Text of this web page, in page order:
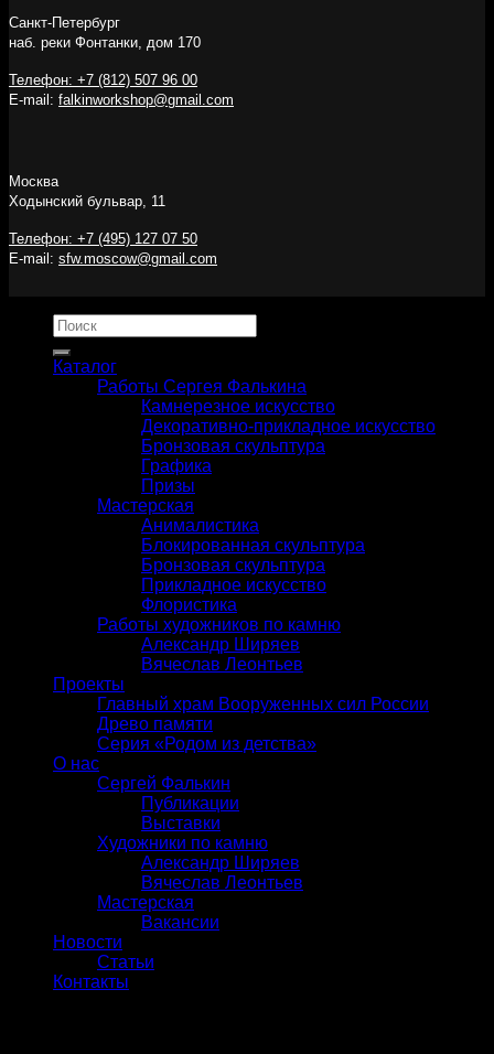
Санкт-Петербург
наб. реки Фонтанки, дом 170
Телефон: +7 (812) 507 96 00
E-mail: falkinworkshop@gmail.com
Москва
Ходынский бульвар, 11
Телефон: +7 (495) 127 07 50
E-mail: sfw.moscow@gmail.com
Искать:
Каталог
Работы Сергея Фалькина
Камнерезное искусство
Декоративно-прикладное искусство
Бронзовая скульптура
Графика
Призы
Мастерская
Анималистика
Блокированная скульптура
Бронзовая скульптура
Прикладное искусство
Флористика
Работы художников по камню
Александр Ширяев
Вячеслав Леонтьев
Проекты
Главный храм Вооруженных сил России
Древо памяти
Серия «Родом из детства»
О нас
Сергей Фалькин
Публикации
Выставки
Художники по камню
Александр Ширяев
Вячеслав Леонтьев
Мастерская
Вакансии
Новости
Статьи
Контакты